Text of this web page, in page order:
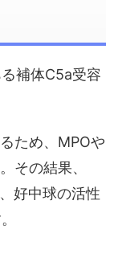
補体C5a受容
ため、MPOや
その結果、
好中球の活性